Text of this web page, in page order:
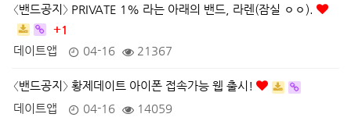
〈밴드공지〉 PRIVATE 1% 라는 아래의 밴드, 라렌(잠실 ㅇㅇ).
+1
데이트앱
04-16 21367
〈밴드공지〉 황제데이트 아이폰 접속가능 웹 출시!
데이트앱
04-16 14059